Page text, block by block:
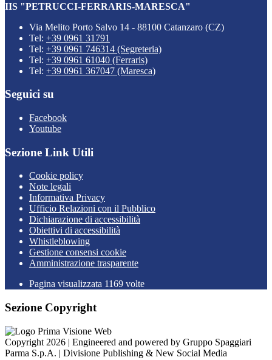
IIS "PETRUCCI-FERRARIS-MARESCA"
Via Melito Porto Salvo 14 - 88100 Catanzaro (CZ)
Tel: +39 0961 31791
Tel: +39 0961 746314 (Segreteria)
Tel: +39 0961 61040 (Ferraris)
Tel: +39 0961 367047 (Maresca)
Seguici su
Facebook
Youtube
Sezione Link Utili
Cookie policy
Note legali
Informativa Privacy
Ufficio Relazioni con il Pubblico
Dichiarazione di accessibilità
Obiettivi di accessibilità
Whistleblowing
Gestione consensi cookie
Amministrazione trasparente
Pagina visualizzata 1169 volte
Sezione Copyright
Copyright 2026 | Engineered and powered by Gruppo Spaggiari
Parma S.p.A. | Divisione Publishing & New Social Media